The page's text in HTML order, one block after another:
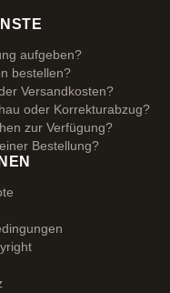
aufgeben?
bestellen?
Versandkosten?
oder Korrekturabzug?
zur Verfügung?
Bestellung?